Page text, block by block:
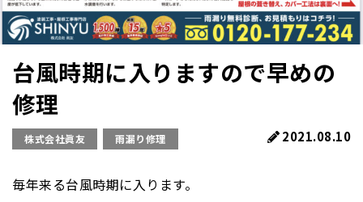
台風時期に入りますので早めの
修理
株式会社眞友 雨漏り修理 2021.08.10
毎年来る台風時期に入ります。